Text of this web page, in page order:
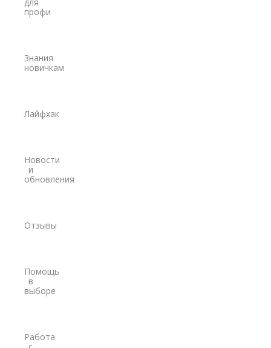
Контроллеры
EFIX
Pacific Crest
Сталкер
Radiodetection
профи
Знания
новичкам
Лайфхак
Новости
и
обновления
Отзывы
Помощь
в
выборе
Работа